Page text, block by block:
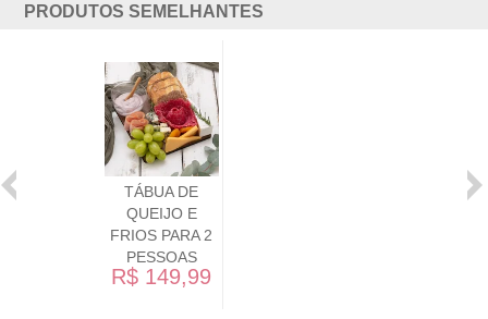
PRODUTOS SEMELHANTES
TÁBUA DE
QUEIJO E
FRIOS PARA 2
PESSOAS
R$ 149,99